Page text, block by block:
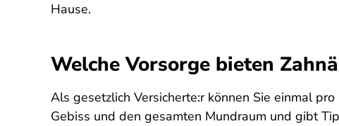
Hause.
Welche Vorsorge bieten
Als gesetzlich Versicherte:r können Sie einmal
Gebiss und den gesamten Mundraum und gibt